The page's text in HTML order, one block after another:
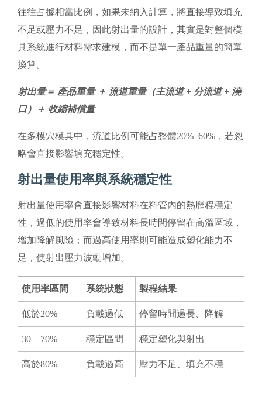
往往占據相當比例，如果未納入計算，將直接導致填充
不足或壓力不足，因此射出量的設計，其實是對整個模
具系統進行材料需求建模，而不是單一產品重量的簡單
換算。
射出量＝ 產品重量 ＋ 流道重量（主流道 + 分流道 + 澆
口）＋ 收縮補償量
在多模穴模具中，流道比例可能占整體20%–60%，若忽
略會直接影響填充穩定性。
射出量使用率與系統穩定性
射出量使用率會直接影響材料在料管內的熱歷程穩定
性，過低的使用率會導致材料長時間停留在高溫區域，
增加降解風險；而過高使用率則可能造成塑化能力不
足，使射出壓力波動增加。
使用率區間 系統狀態 製程結果
低於20% 負載過低 停留時間過長、降解
30 – 70% 穩定區間 穩定塑化與射出
高於80% 負載過高 壓力不足、填充不穩